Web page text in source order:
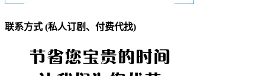
联系方式 (私人订剧、付费代找)